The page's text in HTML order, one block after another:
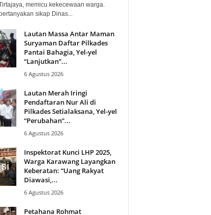
memicu kekecewaan warga.
sikap Dinas...
Lautan Massa Antar Maman
Suryaman Daftar Pilkades
Pantai Bahagia, Yel-yel
“Lanjutkan”...
6 Agustus 2026
Lautan Merah Iringi
Pendaftaran Nur Ali di
Pilkades Setialaksana, Yel-yel
“Perubahan”...
6 Agustus 2026
Inspektorat Kunci LHP 2025,
Warga Karawang Layangkan
Keberatan: “Uang Rakyat
Diawasi,...
6 Agustus 2026
Petahana Rohmat